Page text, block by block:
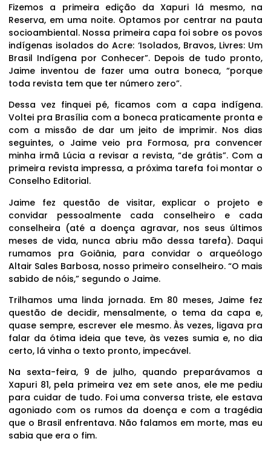
Fizemos a primeira edição da Xapuri lá mesmo, na
Reserva, em uma noite. Optamos por centrar na pauta
socioambiental. Nossa primeira capa foi sobre os povos
indígenas isolados do Acre: ‘Isolados, Bravos, Livres: Um
Brasil Indígena por Conhecer”. Depois de tudo pronto,
Jaime inventou de fazer uma outra boneca, “porque
toda revista tem que ter número zero”.
Dessa vez finquei pé, ficamos com a capa indígena.
Voltei pra Brasília com a boneca praticamente pronta e
com a missão de dar um jeito de imprimir. Nos dias
seguintes, o Jaime veio pra Formosa, pra convencer
minha irmã Lúcia a revisar a revista, “de grátis”. Com a
primeira revista impressa, a próxima tarefa foi montar o
Conselho Editorial.
Jaime fez questão de visitar, explicar o projeto e
convidar pessoalmente cada conselheiro e cada
conselheira (até a doença agravar, nos seus últimos
meses de vida, nunca abriu mão dessa tarefa). Daqui
rumamos pra Goiânia, para convidar o arqueólogo
Altair Sales Barbosa, nosso primeiro conselheiro. “O mais
sabido de nóis,” segundo o Jaime.
Trilhamos uma linda jornada. Em 80 meses, Jaime fez
questão de decidir, mensalmente, o tema da capa e,
quase sempre, escrever ele mesmo. Às vezes, ligava pra
falar da ótima ideia que teve, às vezes sumia e, no dia
certo, lá vinha o texto pronto, impecável.
Na sexta-feira, 9 de julho, quando preparávamos a
Xapuri 81, pela primeira vez em sete anos, ele me pediu
para cuidar de tudo. Foi uma conversa triste, ele estava
agoniado com os rumos da doença e com a tragédia
que o Brasil enfrentava. Não falamos em morte, mas eu
sabia que era o fim.